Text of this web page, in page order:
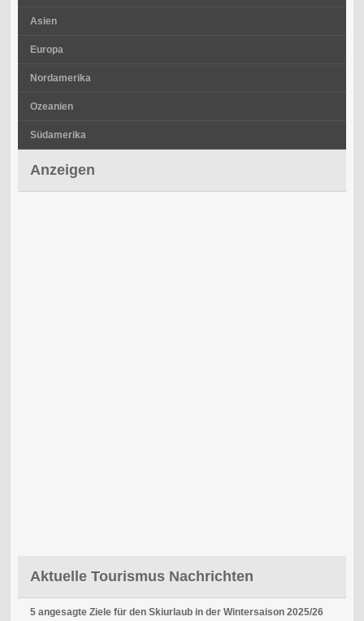
Asien
Europa
Nordamerika
Ozeanien
Südamerika
Anzeigen
Aktuelle Tourismus Nachrichten
5 angesagte Ziele für den Skiurlaub in der Wintersaison 2025/26